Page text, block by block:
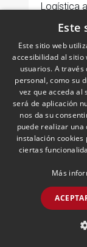
Logística
LEER MÁS >>
23/06/2026
Este
Este sitio web
accesibilidad al sitio
usuarios. A
personal, como su
vez que acceda al
será de aplicación
nos da su
puede realizar
instalación cookies
ciertas
Más